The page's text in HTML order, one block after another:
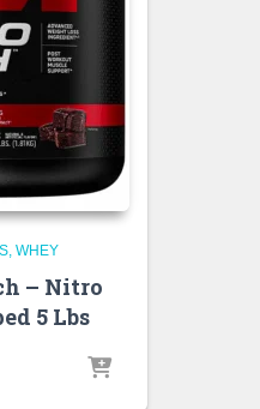
WHEY
– Nitro
5 Lbs